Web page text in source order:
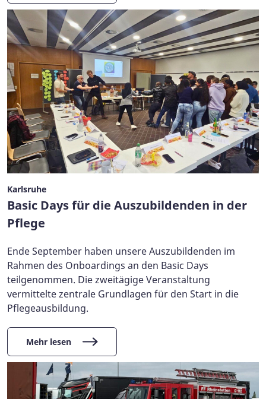
Karlsruhe
Basic Days für die Auszubildenden in der
Pflege
Ende September haben unsere Auszubildenden im
Rahmen des Onboardings an den Basic Days
teilgenommen. Die zweitägige Veranstaltung
vermittelte zentrale Grundlagen für den Start in die
Pflegeausbildung.
Mehr lesen